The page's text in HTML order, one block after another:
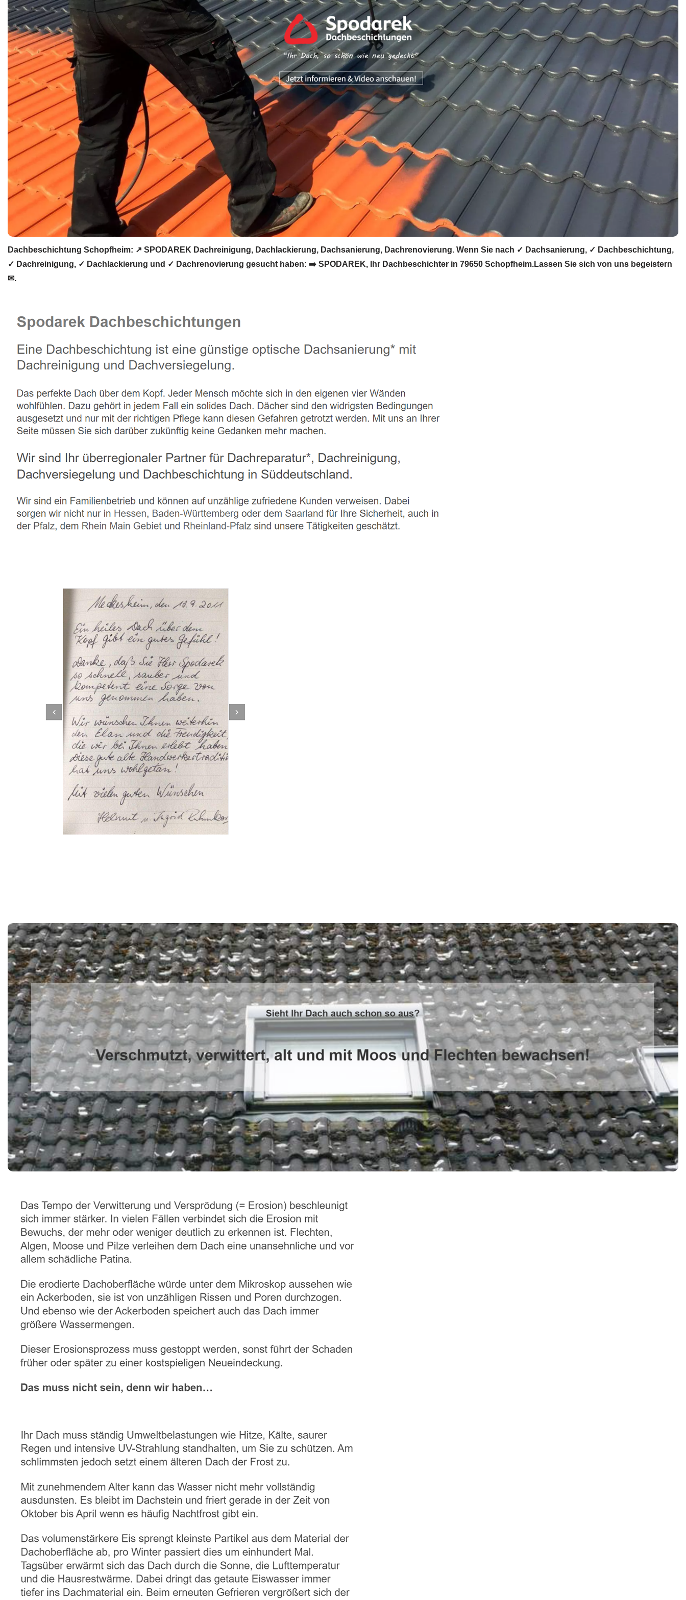
Dachbeschichtung Schopfheim: ↗️ SPODAREK Dachreinigung, Dachlackierung, Dachsanierung, Dachrenovierung. Wenn Sie nach ✓ Dachsanierung, ✓ Dachbeschichtung,
✓ Dachreinigung, ✓ Dachlackierung und ✓ Dachrenovierung gesucht haben: ➡️ SPODAREK, Ihr Dachbeschichter in 79650 Schopfheim.Lassen Sie sich von uns begeistern
✉.